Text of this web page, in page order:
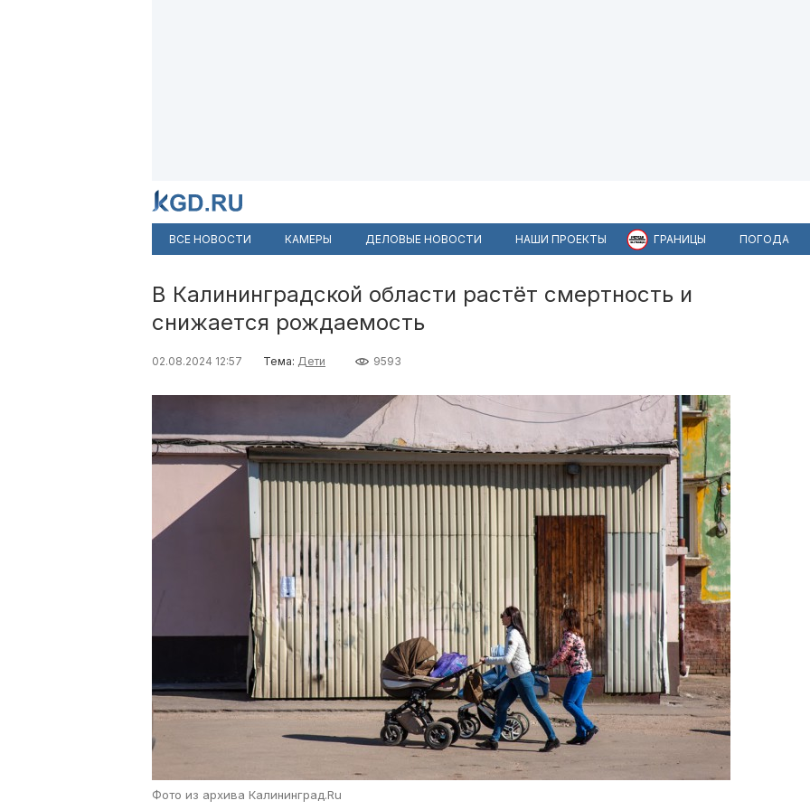
ВСЕ НОВОСТИ КАМЕРЫ ДЕЛОВЫЕ НОВОСТИ НАШИ ПРОЕКТЫ ГРАНИЦЫ ПОГОДА
В Калининградской области растёт смертность и
снижается рождаемость
02.08.2024 12:57 Тема: Дети 9593
Фото из архива Калининград.Ru